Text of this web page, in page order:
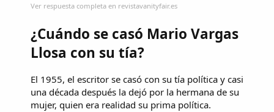
Ver respuesta completa en revistavanityfair.es
¿Cuándo se casó Mario Vargas
Llosa con su tía?
El 1955, el escritor se casó con su tía política y casi
una década después la dejó por la hermana de su
mujer, quien era realidad su prima política.